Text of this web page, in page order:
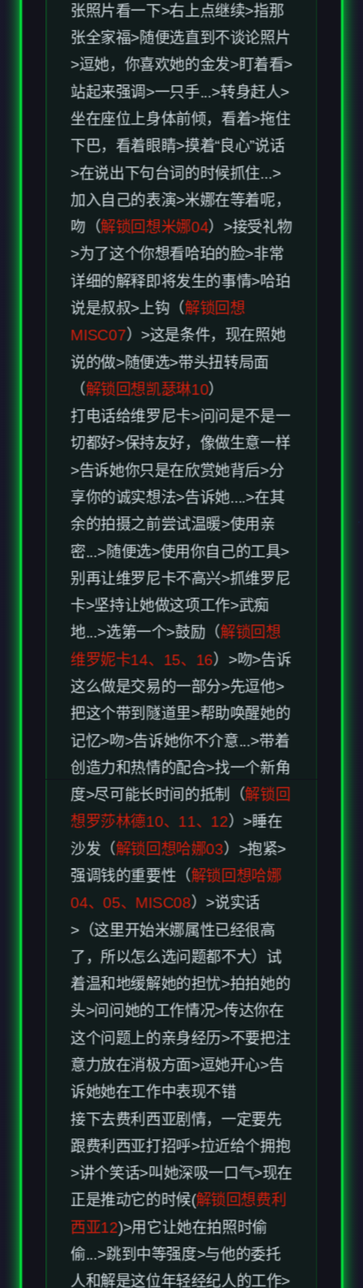
>逗她，你喜欢她的金发>盯着看>
站起来强调>一只手...>转身赶人>
坐在座位上身体前倾，看着>拖住
下巴，看着眼睛>摸着“良心”说话
>在说出下句台词的时候抓住...>
加入自己的表演>米娜在等着呢，
吻（解锁回想米娜04）>接受礼物
>为了这个你想看哈珀的脸>非常
详细的解释即将发生的事情>哈珀
说是叔叔>上钩（解锁回想
MISC07）>这是条件，现在照她
说的做>随便选>带头扭转局面
（解锁回想凯瑟琳10）
打电话给维罗尼卡>问问是不是一
切都好>保持友好，像做生意一样
>告诉她你只是在欣赏她背后>分
享你的诚实想法>告诉她....>在其
余的拍摄之前尝试温暖>使用亲
密...>随便选>使用你自己的工具>
别再让维罗尼卡不高兴>抓维罗尼
卡>坚持让她做这项工作>武痴
地...>选第一个>鼓励（ 解锁回想
维罗妮卡14、15、16）>吻>告诉
这么做是交易的一部分>先逗他>
把这个带到隧道里>帮助唤醒她的
记忆>吻>告诉她你不介意...>带着
度>尽可能长时间的抵制（
解锁回
想罗莎林德10、11、12）>睡在
沙发（解锁回想哈娜03
）>抱紧>
强调钱的重要性（ 解锁回想哈娜
04、05、MISC08）>说实话
>（这里开始米娜属性已经很高
了，所以怎么选问题都不大）试
着温和地缓解她的担忧>拍拍她的
头>问问她的工作情况>传达你在
这个问题上的亲身经历>不要把注
意力放在消极方面>逗她开心>告
诉她她在工作中表现不错
接下去费利西亚剧情，一定要先
跟费利西亚打招呼>拉近给个拥抱
>讲个笑话>叫她深吸一口气>现在
正是推动它的时候(解锁回想费利
西亚12)>用它让她在拍照时偷
偷...>跳到中等强度>与他的委托
人和解是这位年轻经纪人的工作>
转向费利西亚>继续，看看这会有